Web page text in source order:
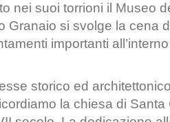
nei suoi torrioni il Museo
Granaio si svolge la cena
importanti
storico ed
la chiesa di Santa